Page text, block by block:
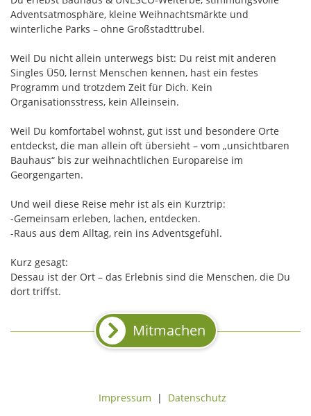
Adventsatmosphäre, kleine Weihnachtsmärkte und
winterliche Parks – ohne Großstadttrubel.
Weil Du nicht allein unterwegs bist: Du reist mit anderen
Singles Ü50, lernst Menschen kennen, hast ein festes
Programm und trotzdem Zeit für Dich. Kein
Organisationsstress, kein Alleinsein.
Weil Du komfortabel wohnst, gut isst und besondere Orte
entdeckst, die man allein oft übersieht – vom „unsichtbaren
Bauhaus“ bis zur weihnachtlichen Europareise im
Georgengarten.
Und weil diese Reise mehr ist als ein Kurztrip:
-Gemeinsam erleben, lachen, entdecken.
-Raus aus dem Alltag, rein ins Adventsgefühl.
Kurz gesagt:
Dessau ist der Ort – das Erlebnis sind die Menschen, die Du
dort triffst.
Mitmachen
Impressum | Datenschutz